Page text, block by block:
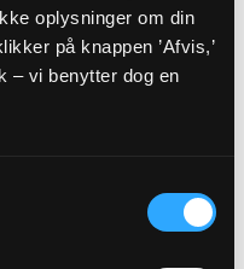
oplysninger om din
på knappen ’Afvis,’
vi benytter dog en
kl. 10:30
Lessing